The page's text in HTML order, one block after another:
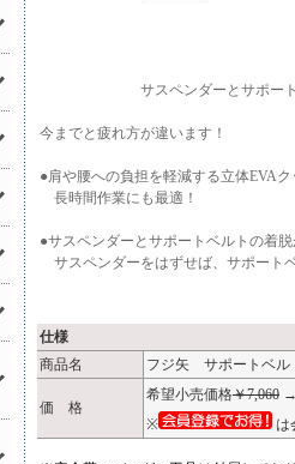
サスペンダーとサポートベル
今までと疲れ方が違います！
●肩や腰への負担を軽減する立体EVA
長時間作業にも最適！
●サスペンダーとサポートベルトの着
サスペンダーをはずせば、サポート
仕様
商品名
フジ矢 サポートベル
価 格
希望小売価格￥7,060
※
は